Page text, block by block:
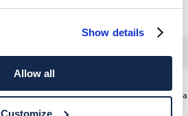
Show details
Allow all
Customize
Cinturón De Piel Casual Con Hebilla H Cinturón Elástico Tipo